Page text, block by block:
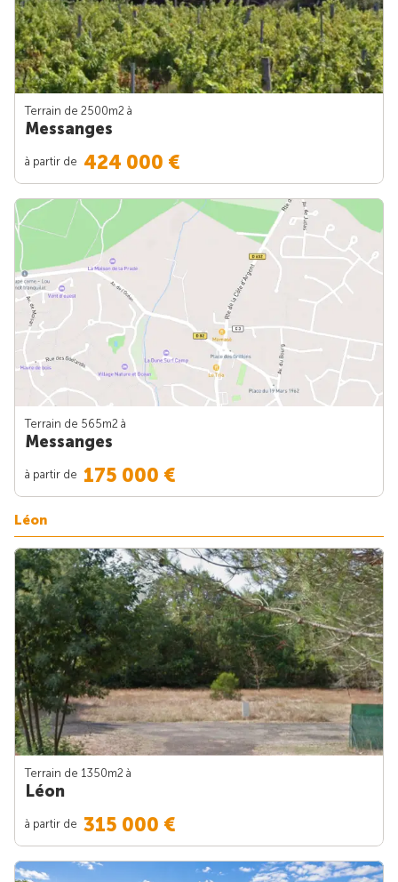
Terrain de 2500m2 à
Messanges
à partir de 424 000 €
Terrain de 565m2 à
Messanges
à partir de 175 000 €
Léon
Terrain de 1350m2 à
Léon
à partir de 315 000 €